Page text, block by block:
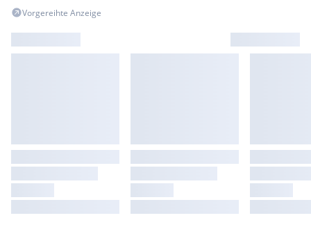
Vorgereihte Anzeige